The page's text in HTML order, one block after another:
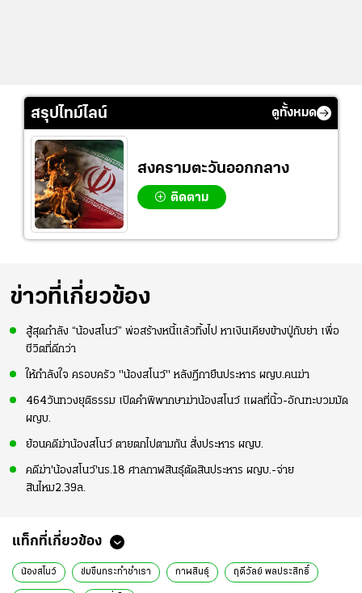
สรุปไทม์ไลน์ ดูทั้งหมด
สงครามตะวันออกกลาง
ติดตาม
ข่าวที่เกี่ยวข้อง
สู้สุดกำลัง “น้องสโนว์” พ่อสร้างหนี้แล้วทิ้งไป หาเงินเคียงข้างปู่กับย่า เพื่อ
ชีวิตที่ดีกว่า
ให้กำลังใจ ครอบครัว "น้องสโนว์" หลังฎีกายืนประหาร ผญบ.คนฆ่า
464วันทวงยุติธรรม เปิดคำพิพากษาฆ่าน้องสโนว์ แผลที่นิ้ว-อัณฑะบวมมัด
ผญบ.
ย้อนคดีฆ่าน้องสโนว์ ตายตกไปตามกัน สั่งประหาร ผญบ.
คดีฆ่า'น้องสโนว์'นร.18 ศาลกาฬสินธุ์ตัดสินประหาร ผญบ.-จ่าย
สินไหม2.39ล.
แท็กที่เกี่ยวข้อง
น้องสโนว์ ข่มขืนกระทำชำเรา กาฬสินธุ์ ฤดีวัลย์ พลประสิทธิ์